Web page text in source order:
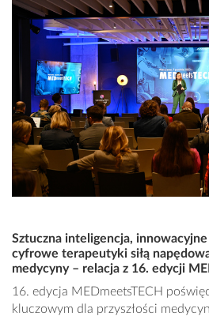
Sztuczna inteligencja,
cyfrowe terapeutyki siłą
medycyny – relacja z 16. edycji
16. edycja MEDmeetsTECH
kluczowym dla przyszłości